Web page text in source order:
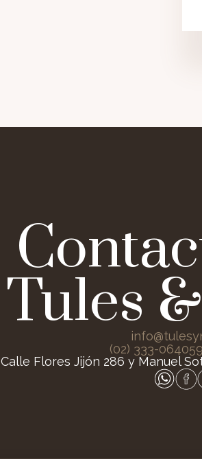
Tules
(02) 333-0640
Calle Flores Jijón 286 y Manuel